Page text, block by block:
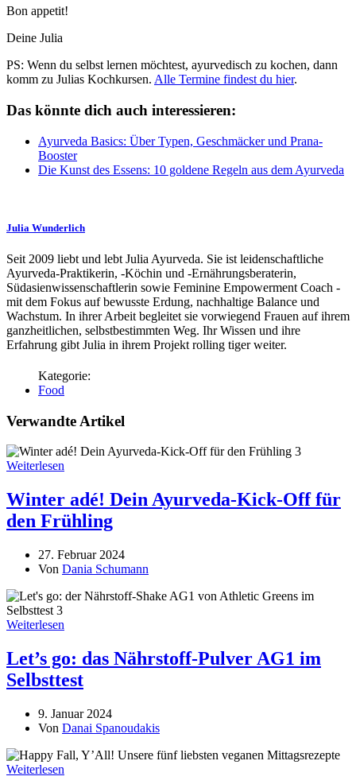
Bon appetit!
Deine Julia
PS: Wenn du selbst lernen möchtest, ayurvedisch zu kochen, dann
komm zu Julias Kochkursen. Alle Termine findest du hier.
Das könnte dich auch interessieren:
Ayurveda Basics: Über Typen, Geschmäcker und Prana-
Booster
Die Kunst des Essens: 10 goldene Regeln aus dem Ayurveda
Julia Wunderlich
Seit 2009 liebt und lebt Julia Ayurveda. Sie ist leidenschaftliche
Ayurveda-Praktikerin, -Köchin und -Ernährungsberaterin,
Südasienwissenschaftlerin sowie Feminine Empowerment Coach -
mit dem Fokus auf bewusste Erdung, nachhaltige Balance und
Wachstum. In ihrer Arbeit begleitet sie vorwiegend Frauen auf ihrem
ganzheitlichen, selbstbestimmten Weg. Ihr Wissen und ihre
Erfahrung gibt Julia in ihrem Projekt rolling tiger weiter.
Food
Verwandte Artikel
Weiterlesen
Winter adé! Dein Ayurveda-Kick-Off für
den Frühling
27. Februar 2024
Von Dania Schumann
Weiterlesen
Let’s go: das Nährstoff-Pulver AG1 im
Selbsttest
9. Januar 2024
Von Danai Spanoudakis
Weiterlesen